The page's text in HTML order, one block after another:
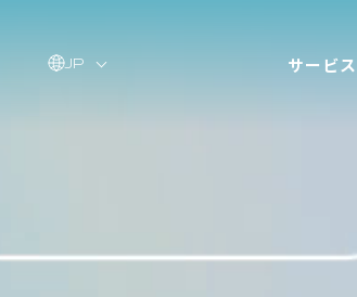
JP サービス